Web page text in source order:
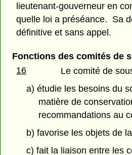
lieutenant-gouverneur en
quelle loi a préséance. Sa
définitive et sans appel.
Fonctions des comités de
16
Le comité de
a) étudie les besoins du
matière de
recommandations au
b) favorise les objets de
c) fait la liaison entre les